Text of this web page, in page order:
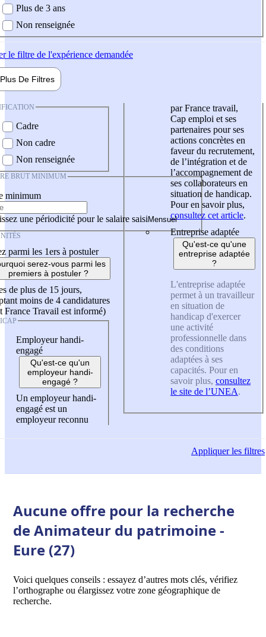
Plus de 3 ans
Non renseignée
le filtre de l'expérience demandée
Plus De Filtres
Cadre
Non cadre
Non renseignée
BRUT MINIMUM
minimum
une périodicité pour le salaire saisi
parmi les 1ers à postuler
serez-vous parmi les
premiers à postuler ?
de plus de 15 jours,
moins de 4 candidatures
France Travail est informé)
Employeur handi-
engagé
Qu'est-ce qu'un
employeur handi-
engagé ?
Un employeur handi-
engagé est un
employeur reconnu
par France travail,
Cap emploi et ses
partenaires pour ses
actions concrètes en
faveur du recrutement,
de l’intégration et de
l’accompagnement de
ses collaborateurs en
situation de handicap.
Pour en savoir plus,
consultez cet article.
Entreprise adaptée
Qu'est-ce qu'une
entreprise adaptée
?
L'entreprise adaptée
permet à un travailleur
en situation de
handicap d'exercer
une activité
professionnelle dans
des conditions
adaptées à ses
capacités. Pour en
savoir plus, consultez
le site de l’UNEA.
Appliquerles filtres
Aucune offre pour la recherche
de Animateur du patrimoine -
Eure (27)
Voici quelques conseils : essayez d’autres mots clés, vérifiez
l’orthographe ou élargissez votre zone géographique de
recherche.